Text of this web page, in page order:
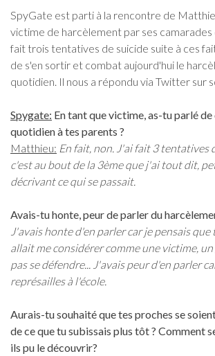
SpyGate est parti à la rencontre de
victime de harcèlement par ses camarades
fait trois tentatives de suicide suite à ces
de s'en sortir et combat aujourd'hui le
quotidien. Il nous a répondu via Twitter sur
Spygate: En tant que victime, as-tu parlé de
quotidien à tes parents ?
Matthieu: En fait, non. J'ai fait 3 tentatives
c'est au bout de la 3ème que j'ai tout dit,
décrivant ce qui se passait.
Avais-tu honte, peur de parler du
J'avais honte d'en parler car je pensais
allait me considérer comme une victime,
pas se défendre... J'avais peur d'en parler
représailles à l'école.
Aurais-tu souhaité que tes proches se
de ce que tu subissais plus tôt ? Comment
ils pu le découvrir?